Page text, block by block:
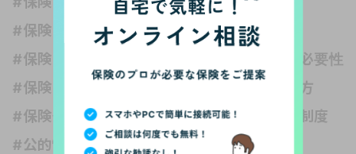
#保険どれくらい入る？
#保険と健康
#保険と税金
#保険の必要性
#保険の種類
#保険の選び方
#保険金
#保障内容
#公的保険 社会保障制度
#公的制度
#医療保険
#収入保障保険